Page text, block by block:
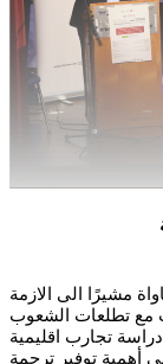
مشيرًا الى الازمة
مع تطلعات الشعوب
تجارب اقليمية
أهمية توفير ترجمة